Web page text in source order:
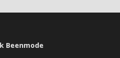
Beenmode